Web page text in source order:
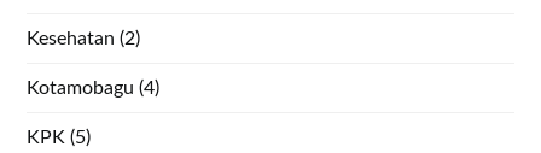
Kesehatan (2)
Kotamobagu (4)
KPK (5)